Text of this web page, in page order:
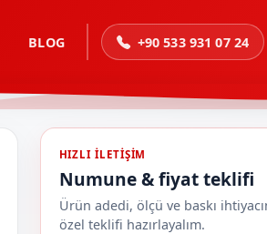
BLOG +90 533 931 07 24
HIZLI ILETIŞIM
Numune & fiyat teklifi
Ürün adedi, ölçü ve baskı
özel teklifi hazırlayalım.